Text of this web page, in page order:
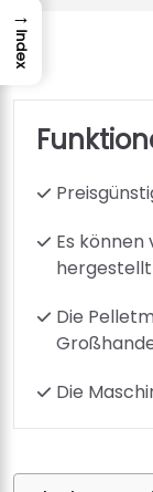
Es
Die
Die
→
Index